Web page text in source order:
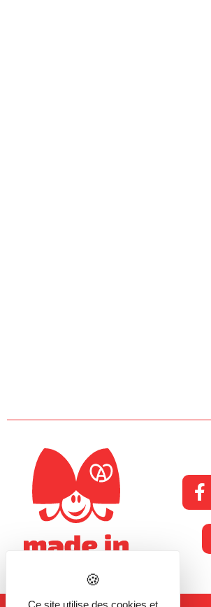
Ce site utilise des cookies et